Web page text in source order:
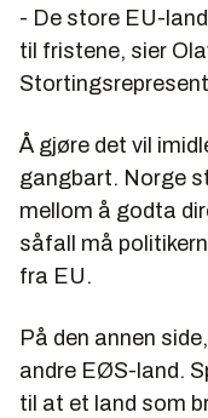
- De store EU-
til fristene, sier
Å gjøre det vil
gangbart. Norge
mellom å godta
såfall må
fra EU.
På den annen
andre EØS-land.
til at et land som